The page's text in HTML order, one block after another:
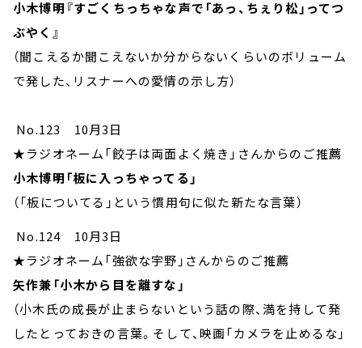
小木博明『すごくちっちゃな声で「あっ、ちぇり松」ってつ
ぶやく』
（聞こえるか聞こえないか分からないくらいのボリューム
で発した、リスナーへの愛情の示し方）
No.123 10月3日
★ラジオネーム「餃子は両面よく焼き」さんからのご推薦
小木博明「板に入っちゃってる」
（「板についてる」という慣用句に似た新たな言葉）
No.124 10月3日
★ラジオネーム「強欲な宇野」さんからのご推薦
矢作兼「小木から目を離すな」
（小木氏の成長が止まらないという話の際、満を持して発
したとっておきの言葉。そして、映画「カメラを止めるな」